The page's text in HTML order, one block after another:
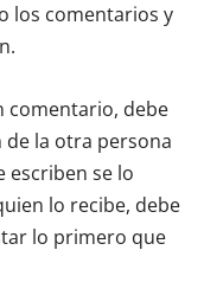
los comentarios y
comentario, debe
la otra persona
escriben se lo
lo recibe, debe
lo primero que